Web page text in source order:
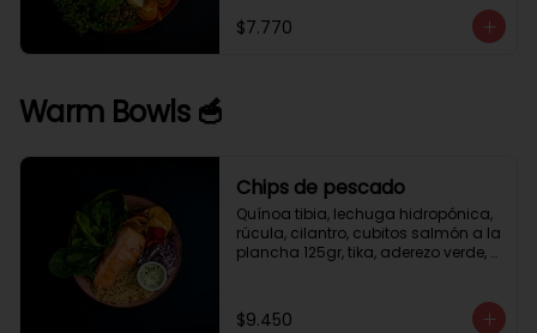
$7.770
Warm Bowls 🥣
Chips de pescado
Quínoa tibia, lechuga hidropónica,
rúcula, cilantro, cubitos salmón a la
plancha 125gr, tika, aderezo verde,
$9.450